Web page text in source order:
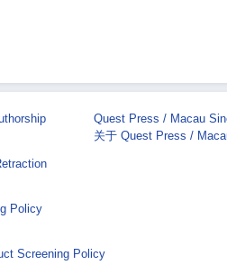
Quest Press / Macau
关于 Quest Press /
Policy
Screening Policy